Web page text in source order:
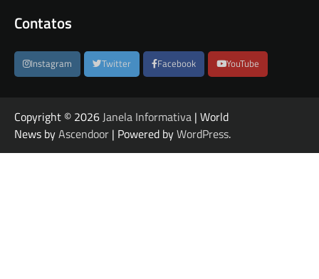
Contatos
Instagram Twitter Facebook YouTube
Copyright © 2026Janela Informativa | World
News byAscendoor | Powered byWordPress.